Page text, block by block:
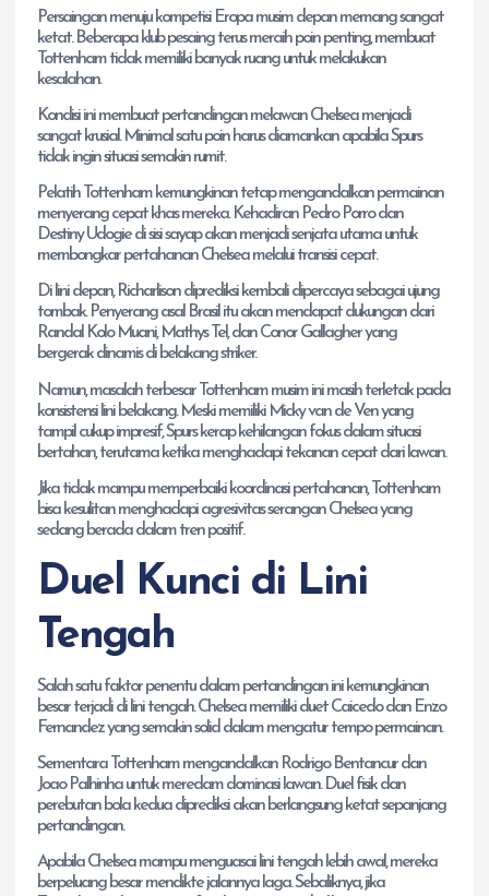
Persaingan menuju kompetisi Eropa musim depan memang sangat
ketat. Beberapa klub pesaing terus meraih poin penting, membuat
Tottenham tidak memiliki banyak ruang untuk melakukan
kesalahan.
Kondisi ini membuat pertandingan melawan Chelsea menjadi
sangat krusial. Minimal satu poin harus diamankan apabila Spurs
tidak ingin situasi semakin rumit.
Pelatih Tottenham kemungkinan tetap mengandalkan permainan
menyerang cepat khas mereka. Kehadiran Pedro Porro dan
Destiny Udogie di sisi sayap akan menjadi senjata utama untuk
membongkar pertahanan Chelsea melalui transisi cepat.
Di lini depan, Richarlison diprediksi kembali dipercaya sebagai ujung
tombak. Penyerang asal Brasil itu akan mendapat dukungan dari
Randal Kolo Muani, Mathys Tel, dan Conor Gallagher yang
bergerak dinamis di belakang striker.
Namun, masalah terbesar Tottenham musim ini masih terletak pada
konsistensi lini belakang. Meski memiliki Micky van de Ven yang
tampil cukup impresif, Spurs kerap kehilangan fokus dalam situasi
bertahan, terutama ketika menghadapi tekanan cepat dari lawan.
Jika tidak mampu memperbaiki koordinasi pertahanan, Tottenham
bisa kesulitan menghadapi agresivitas serangan Chelsea yang
sedang berada dalam tren positif.
Duel Kunci di Lini
Tengah
Salah satu faktor penentu dalam pertandingan ini kemungkinan
besar terjadi di lini tengah. Chelsea memiliki duet Caicedo dan Enzo
Fernandez yang semakin solid dalam mengatur tempo permainan.
Sementara Tottenham mengandalkan Rodrigo Bentancur dan
Joao Palhinha untuk meredam dominasi lawan. Duel fisik dan
perebutan bola kedua diprediksi akan berlangsung ketat sepanjang
pertandingan.
Apabila Chelsea mampu menguasai lini tengah lebih awal, mereka
berpeluang besar mendikte jalannya laga. Sebaliknya, jika